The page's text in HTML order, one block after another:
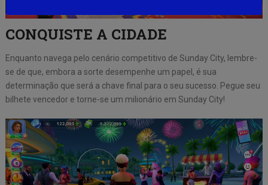
CONQUISTE A CIDADE
Enquanto navega pelo cenário competitivo de Sunday City, lembre-
se de que, embora a sorte desempenhe um papel, é sua
determinação que será a chave final para o seu sucesso. Pegue seu
bilhete vencedor e torne-se um milionário em Sunday City!